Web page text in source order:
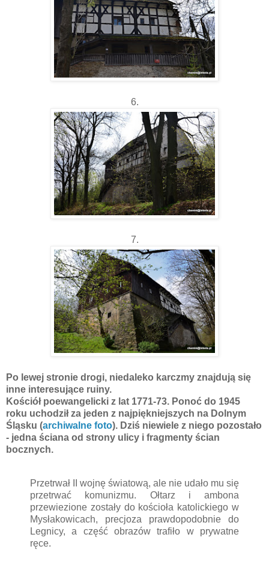
6.
7.
Po lewej stronie drogi, niedaleko karczmy znajdują się
inne interesujące ruiny.
Kościół poewangelicki z lat 1771-73. Ponoć do 1945
roku uchodził za jeden z najpiękniejszych na Dolnym
Śląsku (archiwalne foto). Dziś niewiele z niego pozostało
- jedna ściana od strony ulicy i fragmenty ścian
bocznych.
Przetrwał II wojnę światową, ale nie udało mu się
przetrwać komunizmu. Ołtarz i ambona
przewiezione zostały do kościoła katolickiego w
Mysłakowicach, precjoza prawdopodobnie do
Legnicy, a część obrazów trafiło w prywatne
ręce.